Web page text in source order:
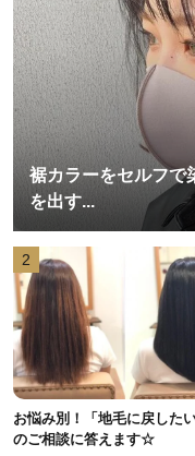
裾カラーをセルフで
を出す...
2
お悩み別！「地毛に戻した
のご相談に答えます☆